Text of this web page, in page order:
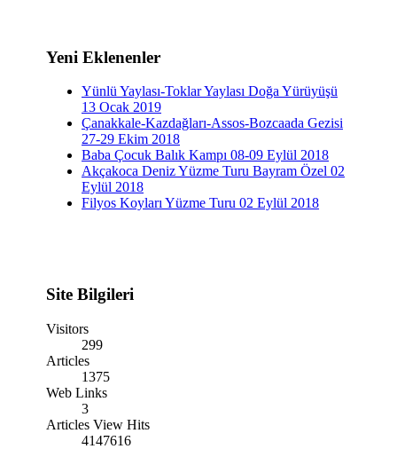
Yeni Eklenenler
Yünlü Yaylası-Toklar Yaylası Doğa Yürüyüşü
13 Ocak 2019
Çanakkale-Kazdağları-Assos-Bozcaada Gezisi
27-29 Ekim 2018
Baba Çocuk Balık Kampı 08-09 Eylül 2018
Akçakoca Deniz Yüzme Turu Bayram Özel 02
Eylül 2018
Filyos Koyları Yüzme Turu 02 Eylül 2018
Site Bilgileri
Visitors
299
Articles
1375
Web Links
3
Articles View Hits
4147616